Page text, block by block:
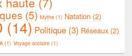
(5) Mythe (1) Natation (2)
(14) Politique (3) Réseaux (2)
(1) Voyage scolaire (1)